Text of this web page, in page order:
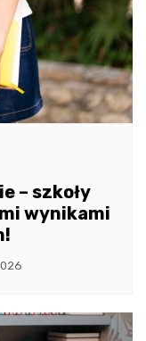
– szkoły
wynikami